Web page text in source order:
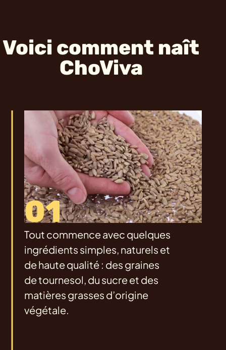
Voici comment naît
ChoViva
01
Tout commence avec quelques
ingrédients simples, naturels et
de haute qualité : des graines
de tournesol, du sucre et des
matières grasses d’origine
végétale.